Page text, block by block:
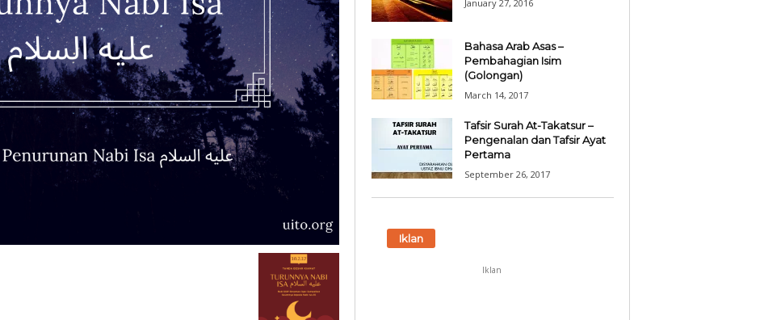
January 27, 2016
Bahasa Arab Asas –
Pembahagian Isim
(Golongan)
March 14, 2017
Tafsir Surah At-Takatsur –
Pengenalan dan Tafsir Ayat
Pertama
September 26, 2017
Iklan
Iklan